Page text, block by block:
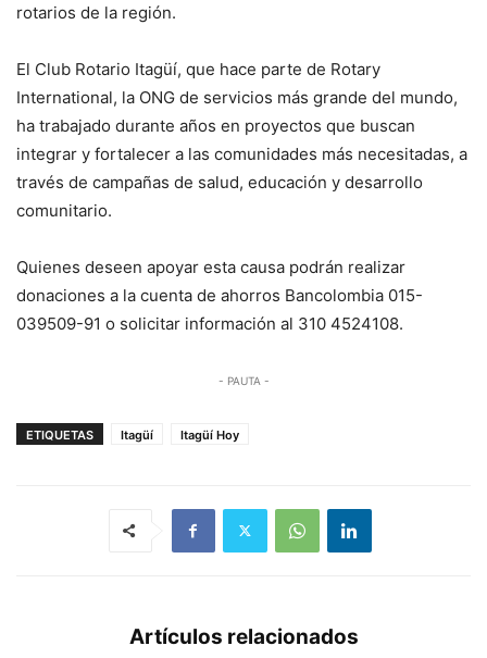
rotarios de la región.
El Club Rotario Itagüí, que hace parte de Rotary
International, la ONG de servicios más grande del mundo,
ha trabajado durante años en proyectos que buscan
integrar y fortalecer a las comunidades más necesitadas, a
través de campañas de salud, educación y desarrollo
comunitario.
Quienes deseen apoyar esta causa podrán realizar
donaciones a la cuenta de ahorros Bancolombia 015-
039509-91 o solicitar información al 310 4524108.
- PAUTA -
ETIQUETAS Itagüí Itagüí Hoy
Artículos relacionados